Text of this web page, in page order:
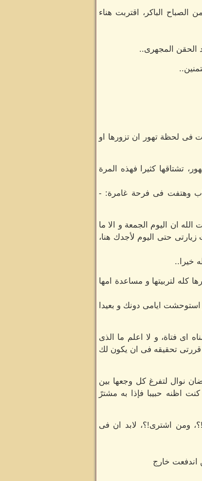
الباكر، اقتربت هناء
الحقن المجهرى..
فى لحظة تهور ان تزورها او
تشتاقها كثيرا فهذه المرة
وهتفت فى فرحة غامرة: -
ان اليوم الجمعة و الا ما
حتى اليوم لأجدك هنا،
خيرا..
كله لتربيتها و مساعدة امها
ايامى دونك و بعيدا
فتاة، و لا اعلم ما الذى
قررتى تحقيقه فى ان يكون لك
نوال لتفرغ كل وجعها بين
اظنه حبيبا فإذا به مشترً
ومن اشترى!؟، لابد ان فى
اندفعت خارج